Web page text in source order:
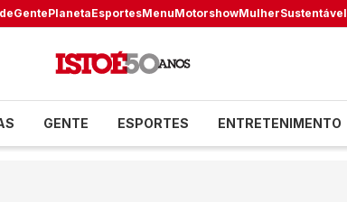
GentePlanetaEsportesMenuMotorshowMulherSustentável
GENTE ESPORTES ENTRETENIMENTO